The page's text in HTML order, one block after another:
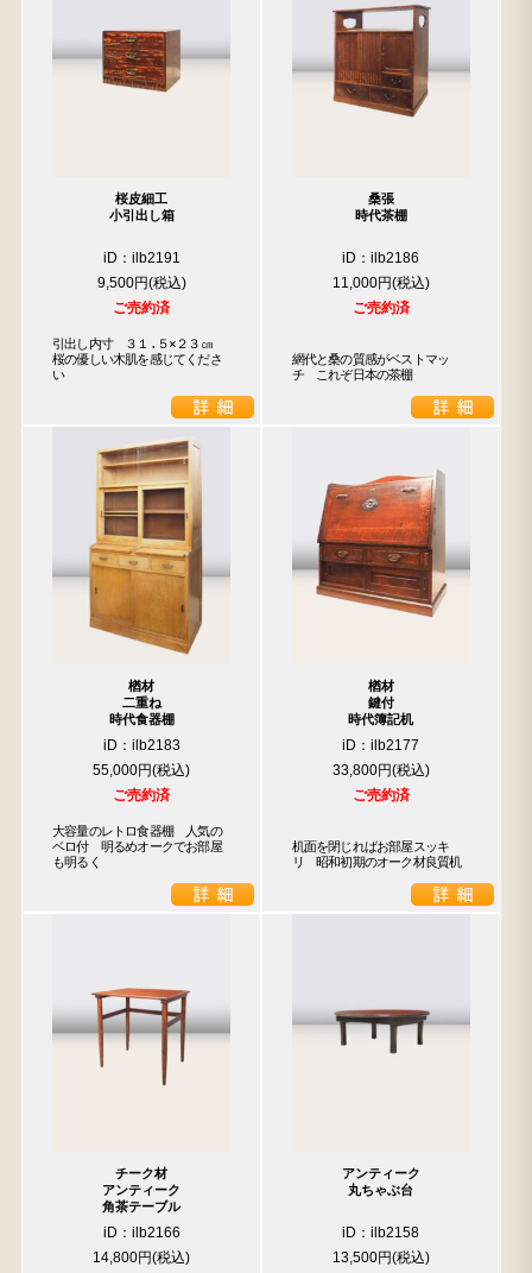
桜皮細工
小引出し箱
iD：ilb2191
9,500円
ご売約済
引出し内寸　３１.５×２３㎝
桜の優しい木肌を感じてくださ
い
桑張
時代茶棚
iD：ilb2186
11,000円
ご売約済
網代と桑の質感がベストマッ
チ　これぞ日本の茶棚
楢材
二重ね
時代食器棚
iD：ilb2183
55,000円
ご売約済
大容量のレトロ食器棚　人気の
ベロ付　明るめオークでお部屋
も明るく
楢材
鍵付
時代簿記机
iD：ilb2177
33,800円
ご売約済
机面を閉じればお部屋スッキ
リ　昭和初期のオーク材良質机
チーク材
アンティーク
角茶テーブル
iD：ilb2166
14,800円
アンティーク
丸ちゃぶ台
iD：ilb2158
13,500円